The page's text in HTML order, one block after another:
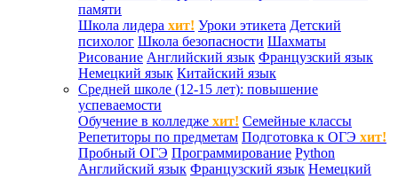
памяти
Школа лидера хит! Уроки этикета Детский
психолог Школа безопасности Шахматы
Рисование Английский язык Французский язык
Немецкий язык Китайский язык
Средней школе (12-15 лет): повышение
успеваемости
Обучение в колледже хит! Семейные классы
Репетиторы по предметам Подготовка к ОГЭ хит!
Пробный ОГЭ Программирование Python
Английский язык Французский язык Немецкий